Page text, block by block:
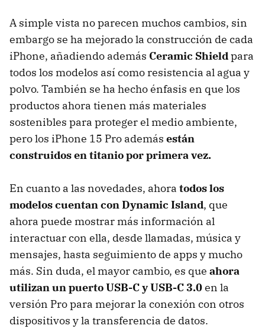
A simple vista no parecen muchos cambios, sin
embargo se ha mejorado la construcción de cada
iPhone, añadiendo además Ceramic Shieldpara
todos los modelos así como resistencia al agua y
polvo. También se ha hecho énfasis en que los
productos ahora tienen más materiales
sostenibles para proteger el medio ambiente,
pero los iPhone 15 Pro además están
construidos en titanio por primera vez.
En cuanto a las novedades, ahora todos los
modelos cuentan con Dynamic Island, que
ahora puede mostrar más información al
interactuar con ella, desde llamadas, música y
mensajes, hasta seguimiento de apps y mucho
más. Sin duda, el mayor cambio, es que ahora
utilizan un puerto USB-C y USB-C 3.0en la
versión Pro para mejorar la conexión con otros
dispositivos y la transferencia de datos.